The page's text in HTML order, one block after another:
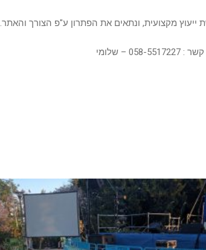
ייעוץ מקצועית, ונתאים את הפתרון ע"פ הצורך והאתר.
– שלומי